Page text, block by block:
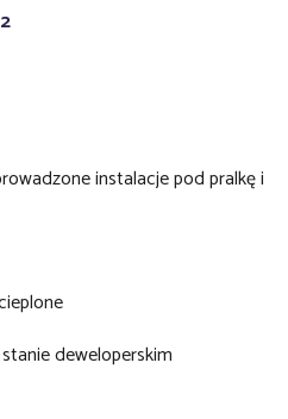
instalacje pod pralkę i
deweloperskim